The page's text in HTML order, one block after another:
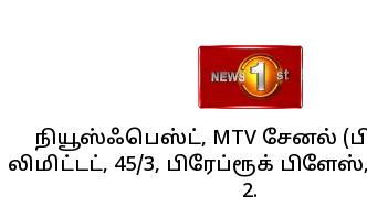
நியூஸ்ஃபெஸ்ட், MTV சேனல்
லிமிட்டட், 45/3, பிரேப்ரூக்
2.